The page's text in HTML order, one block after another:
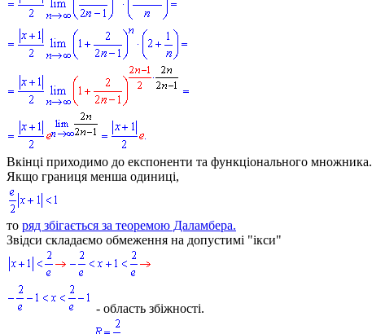
Вкінці приходимо до експоненти та функціонального множника.
Якщо границя менша одиниці,
то ряд збігається за теоремою Даламбера.
Звідси складаємо обмеження на допустимі "ікси"
- область збіжності.